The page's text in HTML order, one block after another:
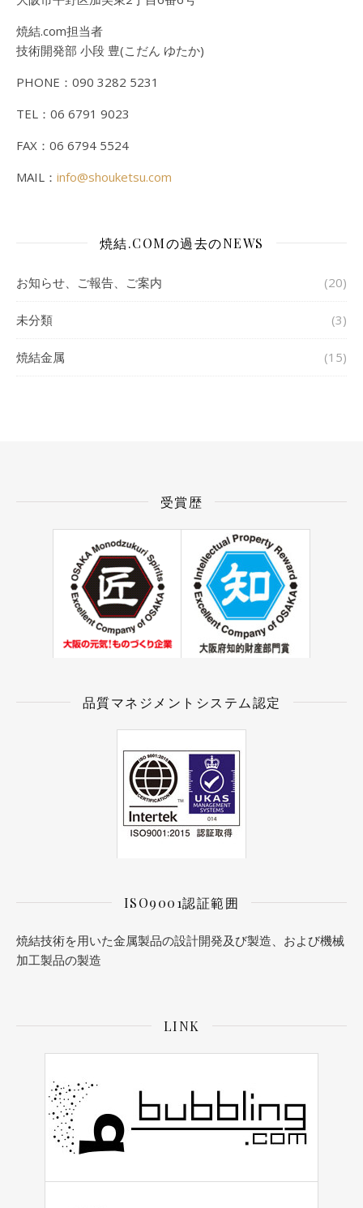
焼結.com担当者
技術開発部 小段 豊(こだん ゆたか)
PHONE：090 3282 5231
TEL：06 6791 9023
FAX：06 6794 5524
MAIL： info@shouketsu.com
焼結.COMの過去のNEWS
お知らせ、ご報告、ご案内 (20)
未分類 (3)
焼結金属 (15)
受賞歴
品質マネジメントシステム認定
ISO9001認証範囲
焼結技術を用いた金属製品の設計開発及び製造、および機械
加工製品の製造
LINK